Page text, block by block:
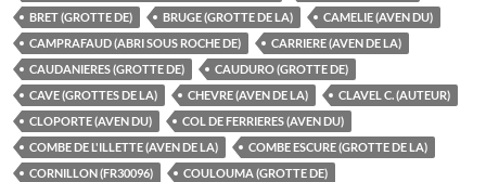
BRET (GROTTE DE)
BRUGE (GROTTE DE LA)
CAMELIE (AVEN DU)
CAMPRAFAUD (ABRI SOUS ROCHE DE)
CARRIERE (AVEN DE LA)
CAUDANIERES (GROTTE DE)
CAUDURO (GROTTE DE)
CAVE (GROTTES DE LA)
CHEVRE (AVEN DE LA)
CLAVEL C. (AUTEUR)
CLOPORTE (AVEN DU)
COL DE FERRIERES (AVEN DU)
COMBE DE L'ILLETTE (AVEN DE LA)
COMBE ESCURE (GROTTE DE LA)
CORNILLON (FR30096)
COULOUMA (GROTTE DE)